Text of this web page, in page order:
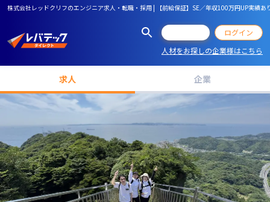
株式会社レッドクリフのエンジニア求人・転職・採用 | 【前給保証】SE／年収100万円UP実績
ログイン
人材をお探しの企業様はこちら
求人 企業